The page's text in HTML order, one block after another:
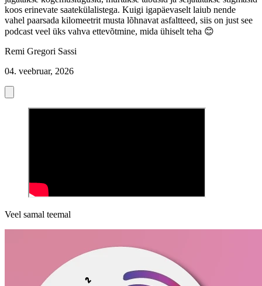
koos erinevate saatekülalistega. Kuigi igapäevaselt laiub nende
vahel paarsada kilomeetrit musta lõhnavat asfaltteed, siis on just see
podcast veel üks vahva ettevõtmine, mida ühiselt teha 😊
Remi Gregori Sassi
04. veebruar, 2026
Veel samal teemal